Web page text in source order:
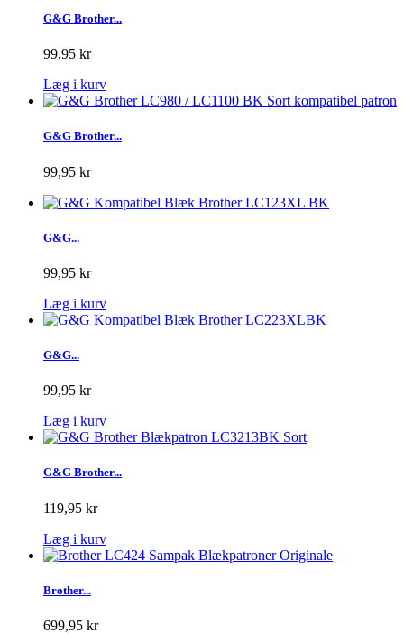
G&G Brother...
99,95 kr
Læg i kurv
G&G Brother...
99,95 kr
G&G...
99,95 kr
Læg i kurv
G&G...
99,95 kr
Læg i kurv
G&G Brother...
119,95 kr
Læg i kurv
Brother...
699,95 kr